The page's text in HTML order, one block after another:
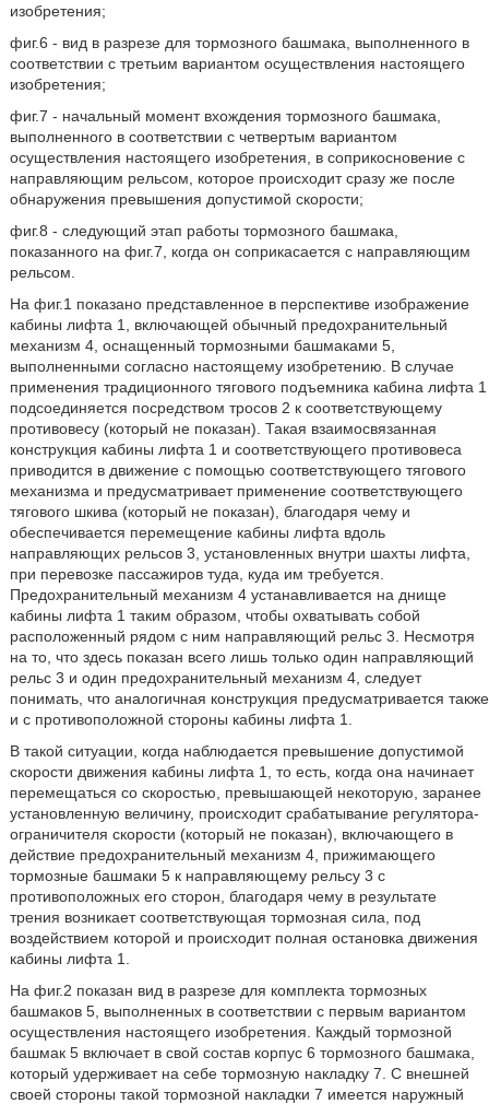
изобретения;
фиг.6 - вид в разрезе для тормозного башмака, выполненного в
соответствии с третьим вариантом осуществления настоящего
изобретения;
фиг.7 - начальный момент вхождения тормозного башмака,
выполненного в соответствии с четвертым вариантом
осуществления настоящего изобретения, в соприкосновение с
направляющим рельсом, которое происходит сразу же после
обнаружения превышения допустимой скорости;
фиг.8 - следующий этап работы тормозного башмака,
показанного на фиг.7, когда он соприкасается с направляющим
рельсом.
На фиг.1 показано представленное в перспективе изображение
кабины лифта 1, включающей обычный предохранительный
механизм 4, оснащенный тормозными башмаками 5,
выполненными согласно настоящему изобретению. В случае
применения традиционного тягового подъемника кабина лифта 1
подсоединяется посредством тросов 2 к соответствующему
противовесу (который не показан). Такая взаимосвязанная
конструкция кабины лифта 1 и соответствующего противовеса
приводится в движение с помощью соответствующего тягового
механизма и предусматривает применение соответствующего
тягового шкива (который не показан), благодаря чему и
обеспечивается перемещение кабины лифта вдоль
направляющих рельсов 3, установленных внутри шахты лифта,
при перевозке пассажиров туда, куда им требуется.
Предохранительный механизм 4 устанавливается на днище
кабины лифта 1 таким образом, чтобы охватывать собой
расположенный рядом с ним направляющий рельс 3. Несмотря
на то, что здесь показан всего лишь только один направляющий
рельс 3 и один предохранительный механизм 4, следует
понимать, что аналогичная конструкция предусматривается также
и с противоположной стороны кабины лифта 1.
В такой ситуации, когда наблюдается превышение допустимой
скорости движения кабины лифта 1, то есть, когда она начинает
перемещаться со скоростью, превышающей некоторую, заранее
установленную величину, происходит срабатывание регулятора-
ограничителя скорости (который не показан), включающего в
действие предохранительный механизм 4, прижимающего
тормозные башмаки 5 к направляющему рельсу 3 с
противоположных его сторон, благодаря чему в результате
трения возникает соответствующая тормозная сила, под
воздействием которой и происходит полная остановка движения
кабины лифта 1.
На фиг.2 показан вид в разрезе для комплекта тормозных
башмаков 5, выполненных в соответствии с первым вариантом
осуществления настоящего изобретения. Каждый тормозной
башмак 5 включает в свой состав корпус 6 тормозного башмака,
который удерживает на себе тормозную накладку 7. С внешней
своей стороны такой тормозной накладки 7 имеется наружный